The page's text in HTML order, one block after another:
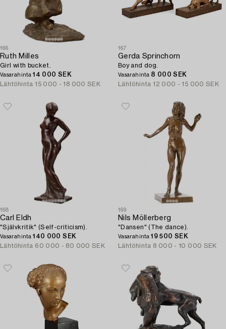
166
Ruth Milles
Girl with bucket.
Vasarahinta14 000 SEK
Lähtöhinta 15 000 - 18 000 SEK
167
Gerda Sprinchorn
Boy and dog.
Vasarahinta 8 000 SEK
Lähtöhinta 12 000 - 15 000 SEK
168
Carl Eldh
"Självkritik" (Self-criticism).
Vasarahinta140 000 SEK
Lähtöhinta 60 000 - 80 000 SEK
169
Nils Möllerberg
"Dansen" (The dance).
Vasarahinta19 500 SEK
Lähtöhinta 8 000 - 10 000 SEK